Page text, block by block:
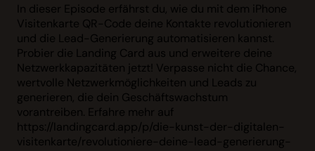
In dieser Episode erfährst du, wie du mit dem iPhone
Visitenkarte QR-Code deine Kontakte revolutionieren
und die Lead-Generierung automatisieren kannst.
Probier die Landing Card aus und erweitere deine
Netzwerkkapazitäten jetzt! Verpasse nicht die Chance,
wertvolle Netzwerkmöglichkeiten und Leads zu
generieren, die dein Geschäftswachstum
vorantreiben. Erfahre mehr auf
https://landingcard.app/p/die-kunst-der-digitalen-
visitenkarte/revolutioniere-deine-lead-generierung-